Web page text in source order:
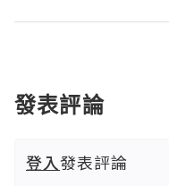
發表評論
登入發表評論